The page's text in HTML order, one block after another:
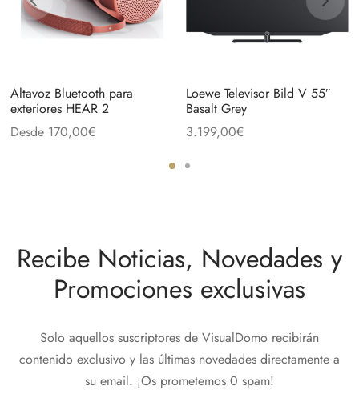
Altavoz Bluetooth para
exteriores HEAR 2
Desde 170,00€
Loewe Televisor Bild V 55″
Basalt Grey
3.199,00€
Recibe Noticias, Novedades y
Promociones exclusivas
Solo aquellos suscriptores de VisualDomo recibirán
contenido exclusivo y las últimas novedades directamente a
su email. ¡Os prometemos 0 spam!